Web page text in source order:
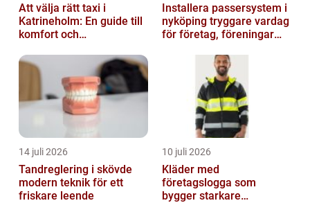
Att välja rätt taxi i
Katrineholm: En guide till
komfort och
Installera passersystem i
nyköping tryggare vardag
för företag, föreningar
14 juli 2026
Tandreglering i skövde
modern teknik för ett
friskare leende
10 juli 2026
Kläder med
företagslogga som
bygger starkare